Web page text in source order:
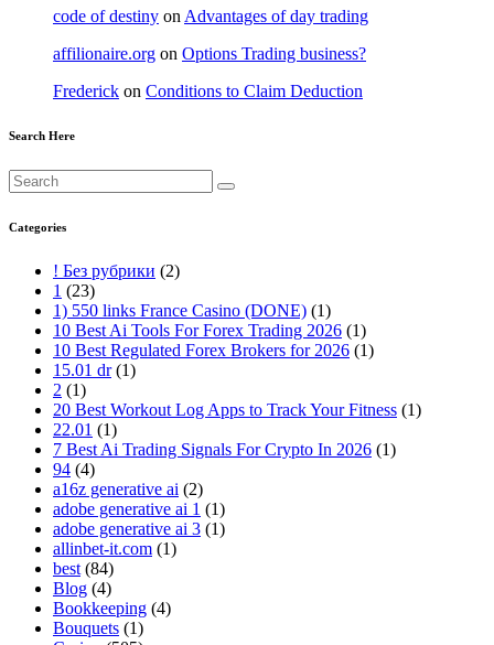
code of destiny on Advantages of day trading
affilionaire.org on Options Trading business?
Frederick on Conditions to Claim Deduction
Search Here
Categories
! Без рубрики (2)
1 (23)
1) 550 links France Casino (DONE) (1)
10 Best Ai Tools For Forex Trading 2026 (1)
10 Best Regulated Forex Brokers for 2026 (1)
15.01 dr(1)
2 (1)
20 Best Workout Log Apps to Track Your Fitness (1)
22.01 (1)
7 Best Ai Trading Signals For Crypto In 2026 (1)
94 (4)
a16z generative ai (2)
adobe generative ai 1 (1)
adobe generative ai 3 (1)
allinbet-it.com (1)
best (84)
Blog (4)
Bookkeeping (4)
Bouquets (1)